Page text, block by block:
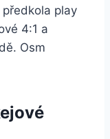
play
4:1 a
Osm